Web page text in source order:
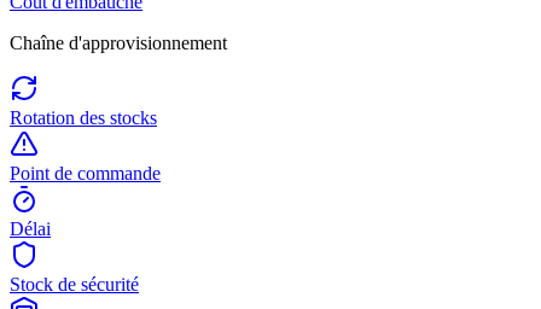
Chaîne d'approvisionnement
Rotation des stocks
Point de commande
Délai
Stock de sécurité